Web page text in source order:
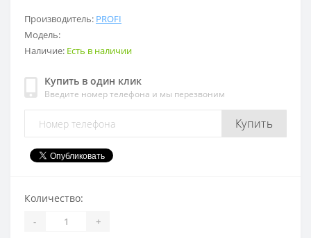
Производитель: PROFI
Модель:
Наличие: Есть в наличии
Купить в один клик
Введите номер телефона и мы перезвоним
Купить
Количество:
- +